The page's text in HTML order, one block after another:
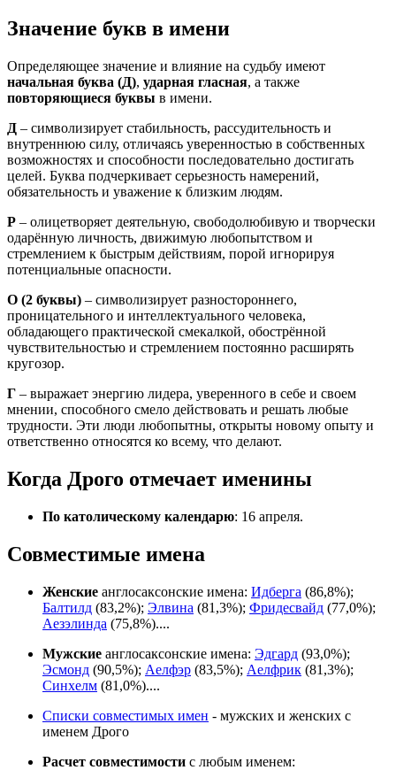
Значение букв в имени
Определяющее значение и влияние на судьбу имеют
начальная буква (Д), ударная гласная, а также
повторяющиеся буквы в имени.
Д – символизирует стабильность, рассудительность и
внутреннюю силу, отличаясь уверенностью в собственных
возможностях и способности последовательно достигать
целей. Буква подчеркивает серьезность намерений,
обязательность и уважение к близким людям.
Р – олицетворяет деятельную, свободолюбивую и творчески
одарённую личность, движимую любопытством и
стремлением к быстрым действиям, порой игнорируя
потенциальные опасности.
О (2 буквы) – символизирует разностороннего,
проницательного и интеллектуального человека,
обладающего практической смекалкой, обострённой
чувствительностью и стремлением постоянно расширять
кругозор.
Г – выражает энергию лидера, уверенного в себе и своем
мнении, способного смело действовать и решать любые
трудности. Эти люди любопытны, открыты новому опыту и
ответственно относятся ко всему, что делают.
Когда Дрого отмечает именины
По католическому календарю: 16 апреля.
Совместимые имена
Женские англосаксонские имена: Идберга (86,8%);
Балтилд (83,2%); Элвина (81,3%); Фридесвайд (77,0%);
Аезэлинда (75,8%)....
Мужские англосаксонские имена: Эдгард (93,0%);
Эсмонд (90,5%); Аелфэр (83,5%); Аелфрик (81,3%);
Синхелм (81,0%)....
Списки совместимых имен - мужских и женских с
именем Дрого
Расчет совместимости с любым именем: